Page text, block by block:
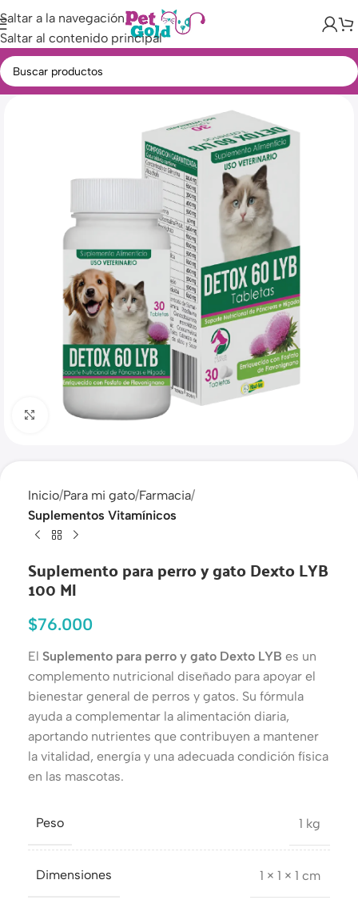
Saltar a la navegación
Saltar al contenido principal
Haga clic para ampliar
Inicio Para mi gato Farmacia
Suplementos Vitamínicos
Suplemento para perro y gato Dexto LYB
100 Ml
$76.000
El Suplemento para perro y gato Dexto LYB es un
complemento nutricional diseñado para apoyar el
bienestar general de perros y gatos. Su fórmula
ayuda a complementar la alimentación diaria,
aportando nutrientes que contribuyen a mantener
la vitalidad, energía y una adecuada condición física
en las mascotas.
Peso 1 kg
Dimensiones 1 × 1 × 1 cm